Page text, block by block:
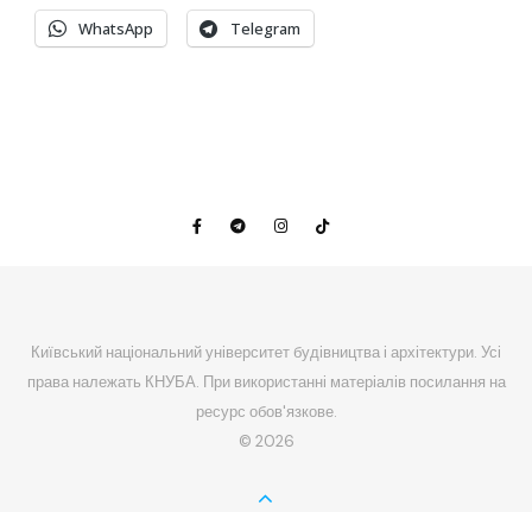
WhatsApp Telegram
Київський національний університет будівництва і архітектури. Усі
права належать КНУБА. При використанні матеріалів посилання на
ресурс обов'язкове.
© 2026